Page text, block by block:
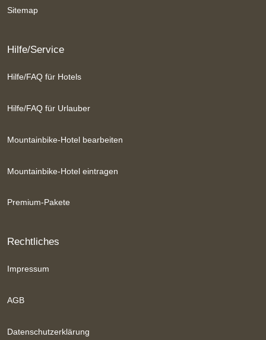
Sitemap
Hilfe/Service
Hilfe/FAQ für Hotels
Hilfe/FAQ für Urlauber
Mountainbike-Hotel bearbeiten
Mountainbike-Hotel eintragen
Premium-Pakete
Rechtliches
Impressum
AGB
Datenschutzerklärung